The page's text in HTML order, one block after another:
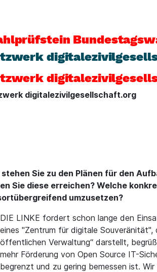
digitalezivilgesellschaft.org
stehen Sie zu den Plänen für den
Sie diese erreichen? Welche
umzusetzen?
DIE LINKE fordert schon lange den
eines "Zentrum für digitale
öffentlichen Verwaltung“ darstellt,
mehr Förderung von Open Source IT-
begrenzt und zu gering bemessen ist.